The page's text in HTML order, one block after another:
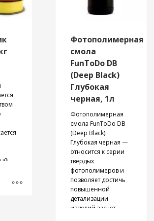
функций Creality K2
Plus Combo — это
кто хочет
расширить границы
3D-печати.
Фотополимерная
смола
FunToDo DB
(Deep Black)
Глубокая
черная, 1л
Фотополимерная
смола FunToDo DB
(Deep Black)
Глубокая черная —
относится к серии
твердых
фотополимеров и
позволяет достичь
повышенной
детализации
изделий засчет